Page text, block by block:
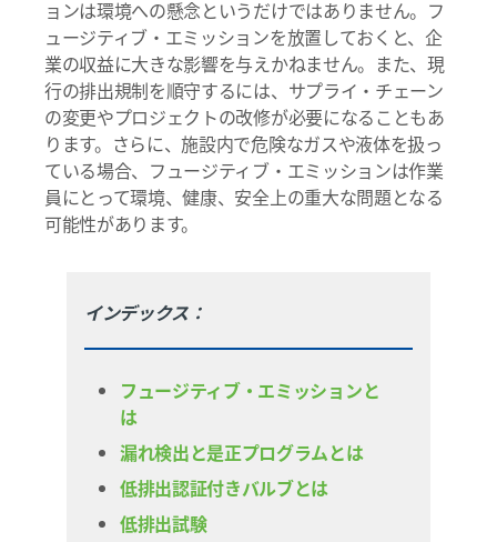
ョンは環境への懸念というだけではありません。フ
ュージティブ・エミッションを放置しておくと、企
業の収益に大きな影響を与えかねません。また、現
行の排出規制を順守するには、サプライ・チェーン
の変更やプロジェクトの改修が必要になることもあ
ります。さらに、施設内で危険なガスや液体を扱っ
ている場合、フュージティブ・エミッションは作業
員にとって環境、健康、安全上の重大な問題となる
可能性があります。
インデックス：
フュージティブ・エミッションと
は
漏れ検出と是正プログラムとは
低排出認証付きバルブとは
低排出試験